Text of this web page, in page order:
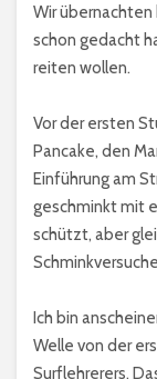
Wir übernachten
schon gedacht
reiten wollen.
Vor der ersten
Pancake, den
Einführung am
geschminkt mit
schützt, aber
Ich bin
Welle von der
Surflehrerers.